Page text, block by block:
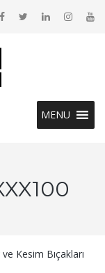
MENU
Kesim Bıçakları